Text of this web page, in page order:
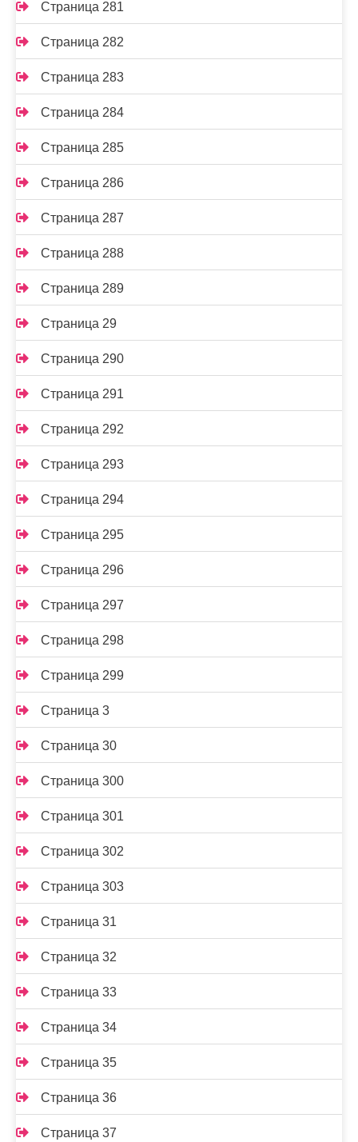
Страница 281
Страница 282
Страница 283
Страница 284
Страница 285
Страница 286
Страница 287
Страница 288
Страница 289
Страница 29
Страница 290
Страница 291
Страница 292
Страница 293
Страница 294
Страница 295
Страница 296
Страница 297
Страница 298
Страница 299
Страница 3
Страница 30
Страница 300
Страница 301
Страница 302
Страница 303
Страница 31
Страница 32
Страница 33
Страница 34
Страница 35
Страница 36
Страница 37